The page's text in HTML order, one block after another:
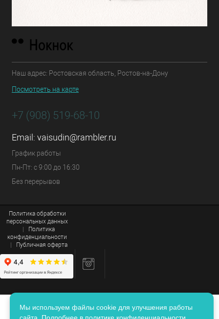
Мы используем файлы cookie для улучшения работы
Наш адрес: Ростовская область, Ростов-на-Дону
Посмотреть на карте
+7 (908) 519-68-10
Email: vaisudin@rambler.ru
График работы
Пн-Пт: с 9:00 до 16:30
Без перерывов
Политика обработки
персональных данных
Политика
конфиденциальности
Публичная оферта